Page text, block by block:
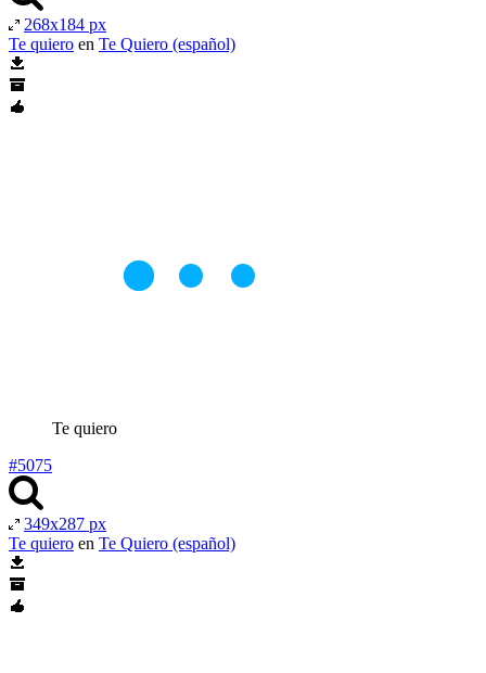
268x184 px
Te quiero en Te Quiero (español)
Te quiero
#5075
349x287 px
Te quiero en Te Quiero (español)